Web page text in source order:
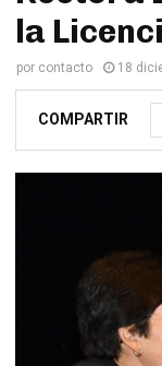
la
por contacto 18
COMPARTIR